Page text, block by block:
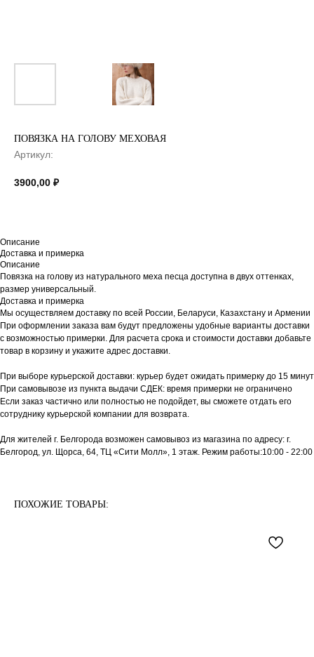
ПОВЯЗКА НА ГОЛОВУ МЕХОВАЯ
Артикул:
3900,00 ₽
Описание
Доставка и примерка
Описание
Повязка на голову из натурального меха песца доступна в двух оттенках,
размер универсальный.
Доставка и примерка
Мы осуществляем доставку по всей России, Беларуси, Казахстану и Армении
При оформлении заказа вам будут предложены удобные варианты доставки
с возможностью примерки. Для расчета срока и стоимости доставки добавьте
товар в корзину и укажите адрес доставки.
При выборе курьерской доставки: курьер будет ожидать примерку до 15 минут
При самовывозе из пункта выдачи СДЕК: время примерки не ограничено
Если заказ частично или полностью не подойдет, вы сможете отдать его
сотруднику курьерской компании для возврата.
Для жителей г. Белгорода возможен самовывоз из магазина по адресу: г.
Белгород, ул. Щорса, 64, ТЦ «Сити Молл», 1 этаж. Режим работы:10:00 - 22:00
ПОХОЖИЕ ТОВАРЫ: